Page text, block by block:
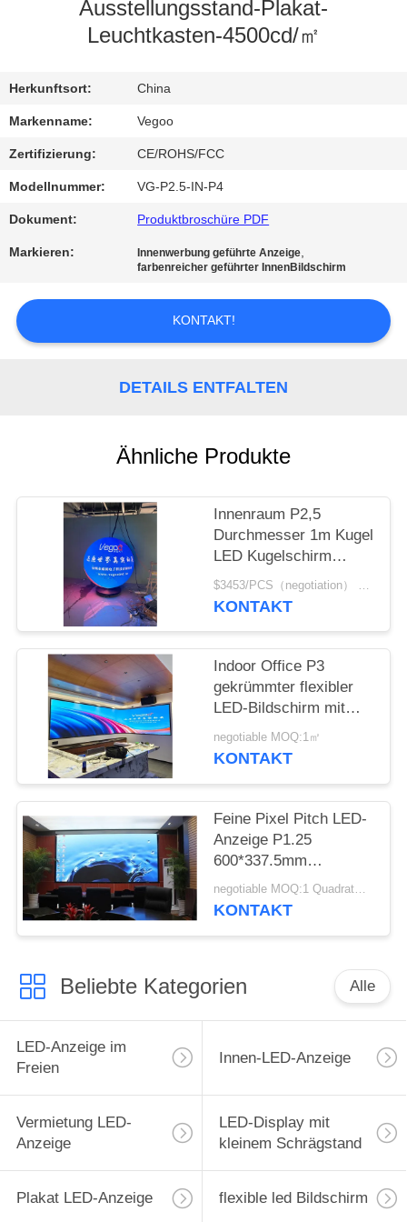
QUALITÄTSKONTROLLE
KONTAKT
MIT
UNS
NEUIGKEITEN
BITTE
UM
EIN
POLICY
Ausstellungsstand-Plakat-
Leuchtkasten-4500cd/㎡
Herkunftsort: China
Markenname: Vegoo
Zertifizierung: CE/ROHS/FCC
Modellnummer: VG-P2.5-IN-P4
Dokument: Produktbroschüre PDF
Markieren: Innenwerbung geführte Anzeige,
farbenreicher geführter InnenBildschirm
KONTAKT!
DETAILS ENTFALTEN
Ähnliche Produkte
Innenraum P2,5
Durchmesser 1m Kugel
LED Kugelschirm
Konferenzraum
Ausstellung Kunst-
$3453/PCS（negotiation） MOQ:1 Stück
KONTAKT
Indoor Office P3
gekrümmter flexibler
LED-Bildschirm mit
1/20 S-Scan-Methode
anpassbar
negotiable MOQ:1㎡
KONTAKT
Feine Pixel Pitch LED-
Anzeige P1.25
600*337.5mm
Druckguss Aluminium
Schrank Größe Für
negotiable MOQ:1 Quadratmeter
KONTAKT
Beliebte Kategorien Alle
LED-Anzeige im
Freien
Innen-LED-Anzeige
Vermietung LED-
Anzeige
LED-Display mit
kleinem Schrägstand
Plakat LED-Anzeige flexible led Bildschirm